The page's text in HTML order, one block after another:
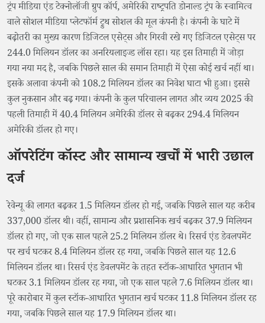
ट्रंप मीडिया एंड टेक्नोलॉजी ग्रुप कॉर्प, अमेरिकी राष्ट्रपति डोनाल्ड ट्रंप के स्वामित्व
वाले सोशल मीडिया प्लेटफॉर्म ट्रुथ सोशल की मूल कंपनी है। कंपनी के घाटे में
बढ़ोतरी का मुख्य कारण डिजिटल एसेट्स और गिरवी रखे गए डिजिटल एसेट्स पर
244.0 मिलियन डॉलर का अनरियलाइज्ड लॉस रहा। यह इस तिमाही में जोड़ा
गया नया मद है, जबकि पिछले साल की समान तिमाही में ऐसा कोई खर्च नहीं था।
इसके अलावा कंपनी को 108.2 मिलियन डॉलर का निवेश घाटा भी हुआ। इससे
कुल नुकसान और बढ़ गया। कंपनी के कुल परिचालन लागत और व्यय 2025 की
पहली तिमाही में 40.4 मिलियन अमेरिकी डॉलर से बढ़कर 294.4 मिलियन
अमेरिकी डॉलर हो गए।
ऑपरेटिंग कॉस्ट और सामान्य खर्चों में भारी उछाल
दर्ज
रेवेन्यू की लागत बढ़कर 1.5 मिलियन डॉलर हो गई, जबकि पिछले साल यह करीब
337,000 डॉलर थी। वहीं, सामान्य और प्रशासनिक खर्च बढ़कर 37.9 मिलियन
डॉलर हो गए, जो एक साल पहले 25.2 मिलियन डॉलर थे। रिसर्च एंड डेवलपमेंट
पर खर्च घटकर 8.4 मिलियन डॉलर रह गया, जबकि पिछले साल यह 12.6
मिलियन डॉलर था। रिसर्च एंड डेवलपमेंट के तहत स्टॉक-आधारित भुगतान भी
घटकर 3.1 मिलियन डॉलर रह गया, जो एक साल पहले 7.6 मिलियन डॉलर था।
पूरे कारोबार में कुल स्टॉक-आधारित भुगतान खर्च घटकर 11.8 मिलियन डॉलर रह
गया, जबकि पिछले साल यह 17.9 मिलियन डॉलर था।